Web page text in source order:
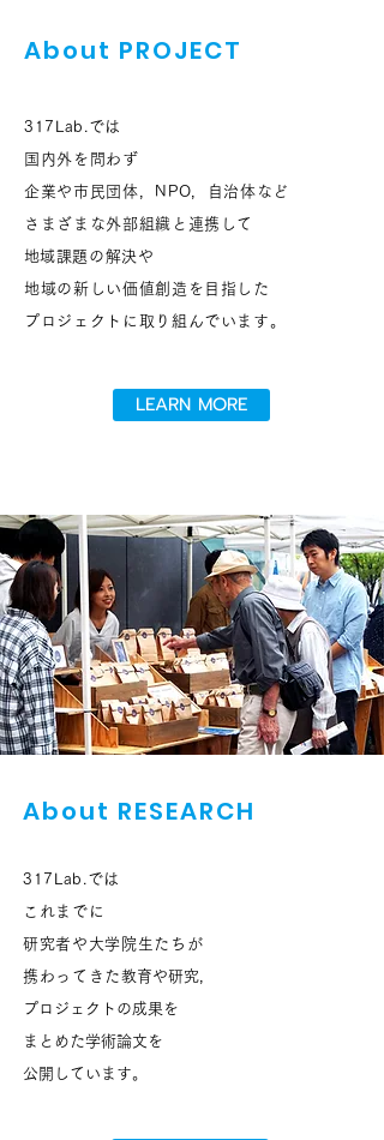
About PROJECT
317Lab.では
国内外を問わず
企業や市民団体，NPO，自治体など
さまざまな外部組織と連携して
​地域課題の解決や
地域の新しい価値創造を目指した
プロジェクトに取り組んでいます。
LEARN MORE
About RESEARCH
317Lab.では
これまでに
研究者や大学院生たちが
携わってきた教育や研究，
プロジェクトの成果を
まとめた学術論文を
公開しています。